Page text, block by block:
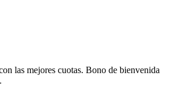
las mejores cuotas. Bono de bienvenida